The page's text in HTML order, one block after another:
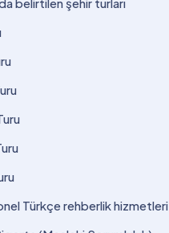
Türkçe rehberlik hizmetleri